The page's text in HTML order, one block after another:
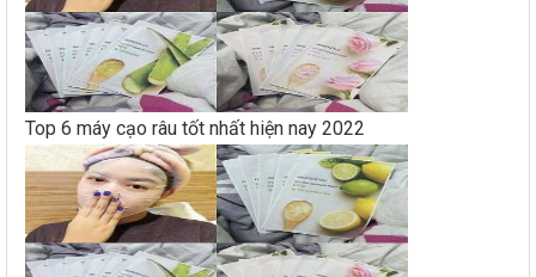
Top 6 máy cạo râu tốt nhất hiện nay 2022